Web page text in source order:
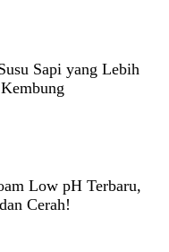
Sapi yang Lebih
Low pH Terbaru,
Cerah!